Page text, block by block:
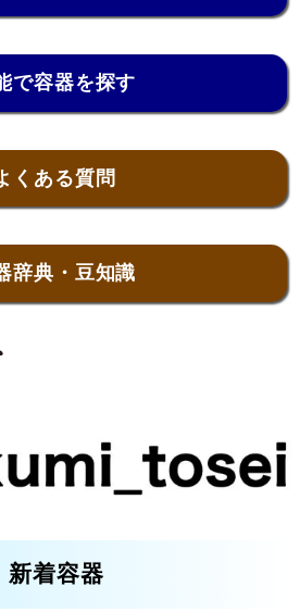
で容器を探す
くある質問
辞典・豆知識
新着容器